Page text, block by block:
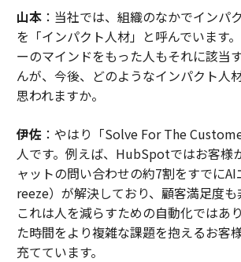
山本：当社では、組織のなかでインパ
を「インパクト人材」と呼んでいます
ーのマインドをもった人もそれに該当
んが、今後、どのようなインパクト人
思われますか。
伊佐：やはり「Solve For The
人です。例えば、HubSpotではお客様
ャットの問い合わせの約7割をすでに
reeze）が解決しており、顧客満足度も
これは人を減らすための自動化ではあ
た時間をより複雑な課題を抱えるお客
充てています。